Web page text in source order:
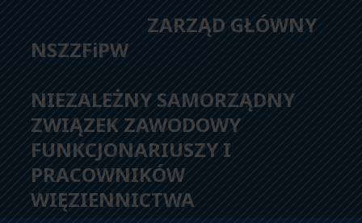
ZARZĄD GŁÓWNY
NSZZFiPW
NIEZALEŻNY SAMORZĄDNY
ZWIĄZEK ZAWODOWY
FUNKCJONARIUSZY I
PRACOWNIKÓW
WIĘZIENNICTWA